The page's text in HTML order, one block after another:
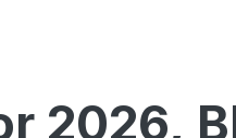
2026,